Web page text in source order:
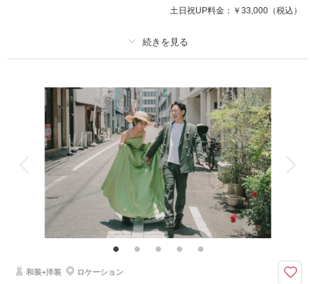
土日祝UP料金： ￥33,000 （税込）
新婦衣装2着 新郎衣装2着
着付け ヘアメイク 小物一式
アルバム データ 150 カット 台紙付写真
衣装追加 会食 挙式
家族と撮影 家族用衣装レンタル ペットと撮影
その他含むもの
★ロケ＋スタジオを特別価格でご案内！※2着目のヘアメイクチェンジご希
望の場合、22,000円追加 ※ブーケ（1スタイルにつき）をご希望の場合は別
途5,500円〜 ※衣装持ち込み料（衣装1点）…新婦33,000円、新郎11,000円
ロケ＋スタジオで撮影を楽しめる衣装2着プラン。新作衣装も続々入荷！お
和装+洋装 ロケーション